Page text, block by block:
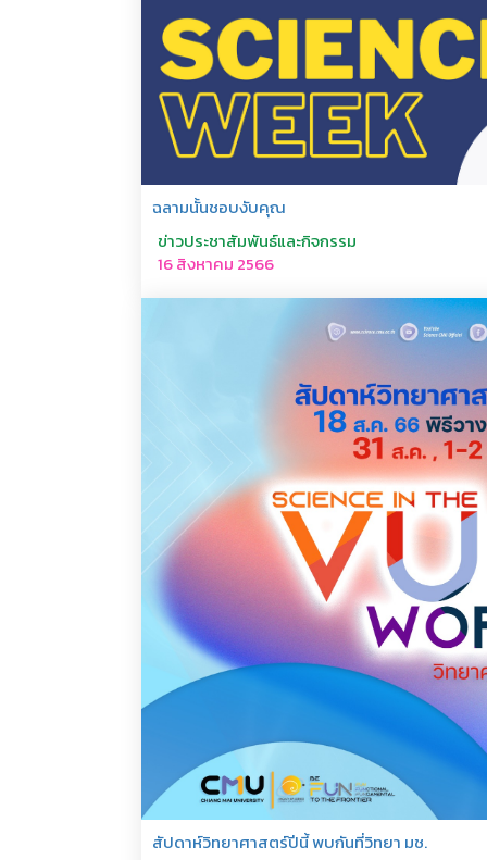
ฉลามนั้นชอบงับคุณ
ข่าวประชาสัมพันธ์และกิจกรรม
16 สิงหาคม 2566
สัปดาห์วิทยาศาสตร์ปีนี้ พบกันที่วิทยา มช.